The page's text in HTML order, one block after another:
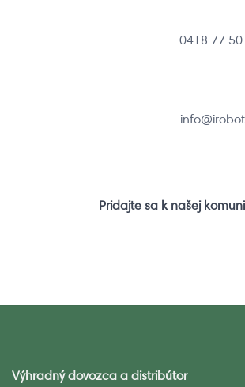
0418 77
Pridajte sa k našej
Výhradný dovozca a distribútor